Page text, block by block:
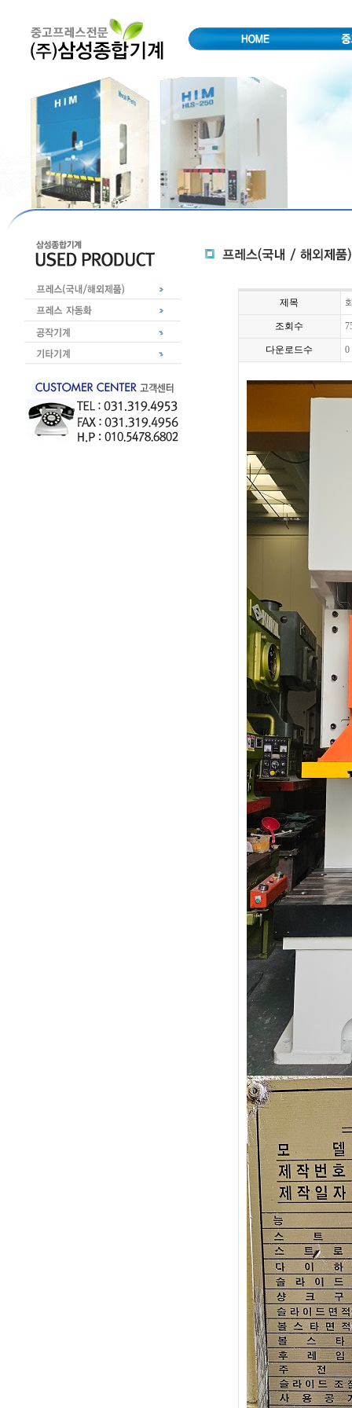
제목
조회수
다운로드수 0